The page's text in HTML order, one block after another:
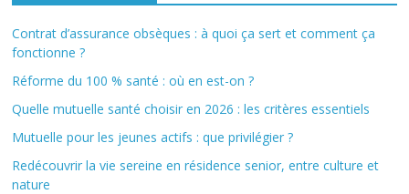
Contrat d’assurance obsèques : à quoi ça sert et comment ça
fonctionne ?
Réforme du 100 % santé : où en est-on ?
Quelle mutuelle santé choisir en 2026 : les critères essentiels
Mutuelle pour les jeunes actifs : que privilégier ?
Redécouvrir la vie sereine en résidence senior, entre culture et
nature